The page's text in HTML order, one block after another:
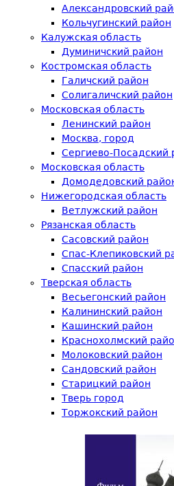
Александровский
Кольчугинский район
Калужская область
Думиничский район
Костромская область
Галичский район
Солигаличский район
Московская область
Ленинский район
Москва, город
Сергиево-Посадский
Московская область
Домодедовский
Нижегородская область
Ветлужский район
Рязанская область
Сасовский район
Спас-Клепиковский
Спасский район
Тверская область
Весьегонский район
Калининский район
Кашинский район
Краснохолмский
Молоковский район
Сандовский район
Старицкий район
Тверь город
Торжокский район